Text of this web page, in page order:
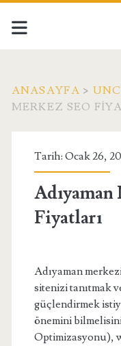
ANASAYFA >
MERKEZ SEO
Tarih: Ocak 26,
Fiyatları
Adıyaman
sitenizi tanıtmak
güçlendirmek
önemini
Optimizasyonu),